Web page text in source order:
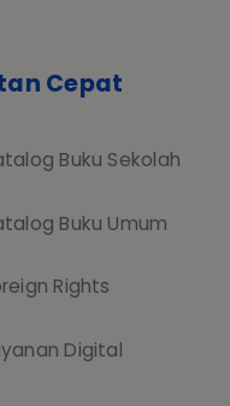
Cepat
Buku Sekolah
Buku Umum
Rights
Digital